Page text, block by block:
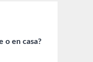
o en casa?